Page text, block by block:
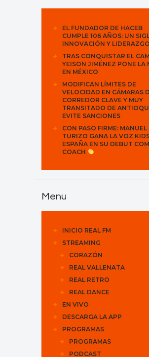
EL FUNDADOR DE HACEB
CUMPLE 106 AÑOS: UN
INNOVACIÓN Y LIDERAZGO
TRAS CONQUISTAR EL
YEISON JIMÉNEZ PONE LA
EN MÉXICO
MODIFICAN LÍMITES DE
VELOCIDAD EN CÁMARAS
CORREDOR CLAVE Y MUY
TRANSITADO DE
EVITE SANCIONES
CON PASO FIRME: MANUEL
TURIZO GANA LA VOZ
ESPAÑA EN SU DEBUT
COACH
Menu
INICIO REAL FM
STREAMING
CORAZÓN
REAL VALLENATA
REAL RETRO
REAL DANCE
EN VIVO
DESCARGA LA APP
PROGRAMAS
PROGRAMAS
PODCAST